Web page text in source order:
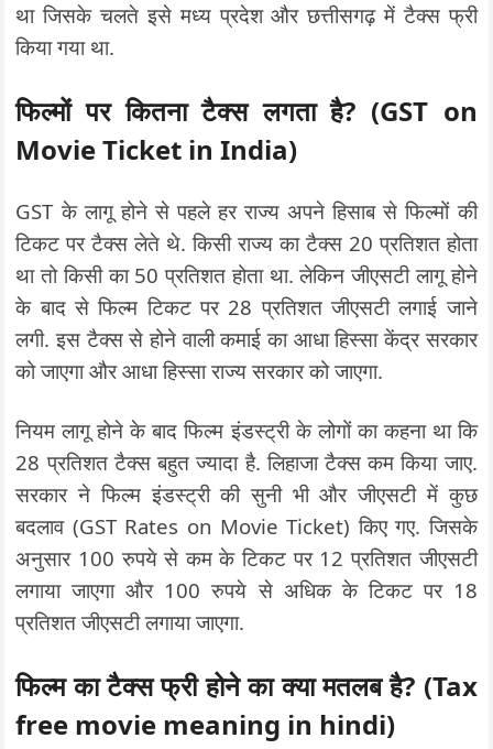
था जिसके चलते इसे मध्य प्रदेश और छत्तीसगढ़ में टैक्स फ्री
किया गया था.
फिल्मों पर कितना टैक्स लगता है? (GST on
Movie Ticket in India)
GST के लागू होने से पहले हर राज्य अपने हिसाब से फिल्मों की
टिकट पर टैक्स लेते थे. किसी राज्य का टैक्स 20 प्रतिशत होता
था तो किसी का 50 प्रतिशत होता था. लेकिन जीएसटी लागू होने
के बाद से फिल्म टिकट पर 28 प्रतिशत जीएसटी लगाई जाने
लगी. इस टैक्स से होने वाली कमाई का आधा हिस्सा केंद्र सरकार
को जाएगा और आधा हिस्सा राज्य सरकार को जाएगा.
नियम लागू होने के बाद फिल्म इंडस्ट्री के लोगों का कहना था कि
28 प्रतिशत टैक्स बहुत ज्यादा है. लिहाजा टैक्स कम किया जाए.
सरकार ने फिल्म इंडस्ट्री की सुनी भी और जीएसटी में कुछ
बदलाव (GST Rates on Movie Ticket) किए गए. जिसके
अनुसार 100 रुपये से कम के टिकट पर 12 प्रतिशत जीएसटी
लगाया जाएगा और 100 रुपये से अधिक के टिकट पर 18
प्रतिशत जीएसटी लगाया जाएगा.
फिल्म का टैक्स फ्री होने का क्या मतलब है? (Tax
free movie meaning in hindi)